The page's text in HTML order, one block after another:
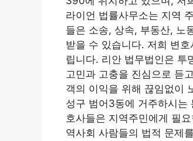
라이언 법률사무소는 지역
들은 소송, 상속, 부동산, 노
받을 수 있습니다. 저희 변
립니다. 리안 법무법인은 투
고민과 고충을 진심으로 듣
객의 이익을 위해 끊임없이
성구 범어3동에 거주하시는
호사들은 지역주민에게 필
역사회 사람들의 법적 문제